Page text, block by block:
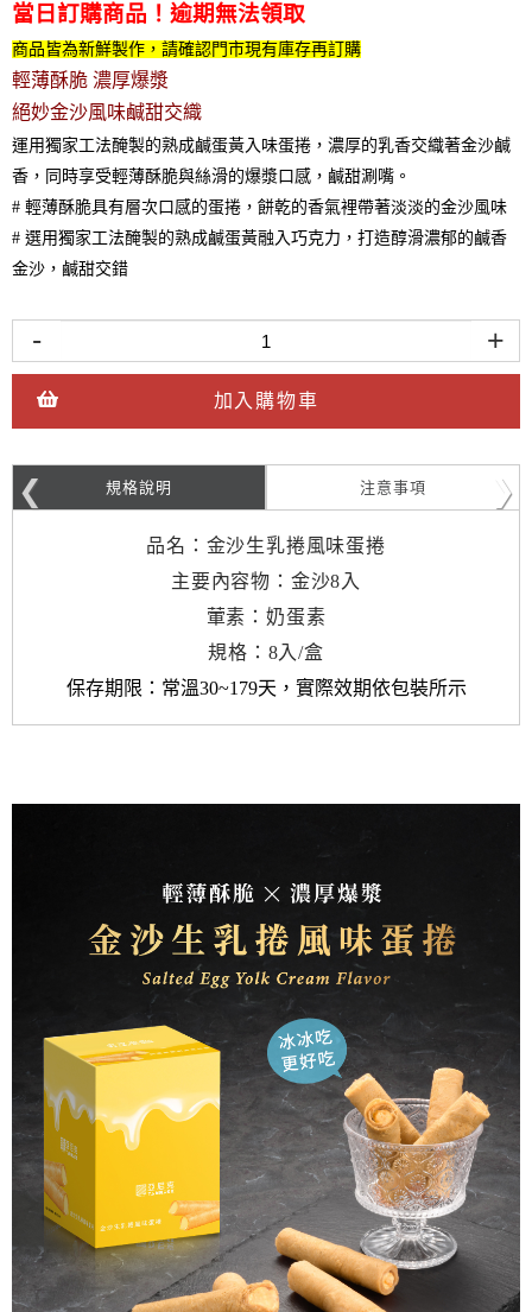
當日訂購商品！逾期無法領取
商品皆為新鮮製作，請確認門市現有庫存再訂購
輕薄酥脆 濃厚爆漿
絕妙金沙風味鹹甜交織
運用獨家工法醃製的熟成鹹蛋黃入味蛋捲，濃厚的乳香交織著金沙鹹
香，同時享受輕薄酥脆與絲滑的爆漿口感，鹹甜涮嘴。
# 輕薄酥脆具有層次口感的蛋捲，餅乾的香氣裡帶著淡淡的金沙風味
# 選用獨家工法醃製的熟成鹹蛋黃融入巧克力，打造醇滑濃郁的鹹香
金沙，鹹甜交錯
- +
加入購物車
規格說明 注意事項
品名：金沙生乳捲風味蛋捲
主要內容物：金沙8入
葷素：奶蛋素
規格：8入/盒
保存期限：常溫30~179天 ，實際效期依包裝所示